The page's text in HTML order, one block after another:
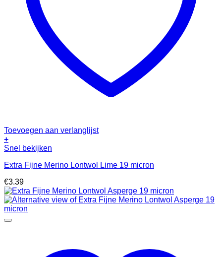
Toevoegen aan verlanglijst
+
Snel bekijken
Extra Fijne Merino Lontwol Lime 19 micron
€3.39